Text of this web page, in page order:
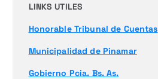
LINKS UTILES
Honorable Tribunal de Cuentas
Municipalidad de Pinamar
Gobierno Pcia. Bs. As.